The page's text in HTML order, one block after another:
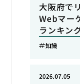
大阪府で
Webマー
ランキン
知識
2026.07.05